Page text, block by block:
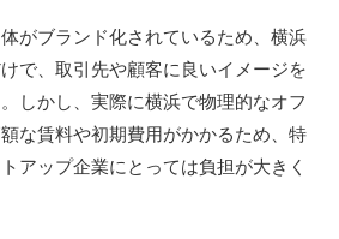
体がブランド化されているため、横浜
で、取引先や顧客に良いイメージを
しかし、実際に横浜で物理的なオフ
な賃料や初期費用がかかるため、特
アップ企業にとっては負担が大きく